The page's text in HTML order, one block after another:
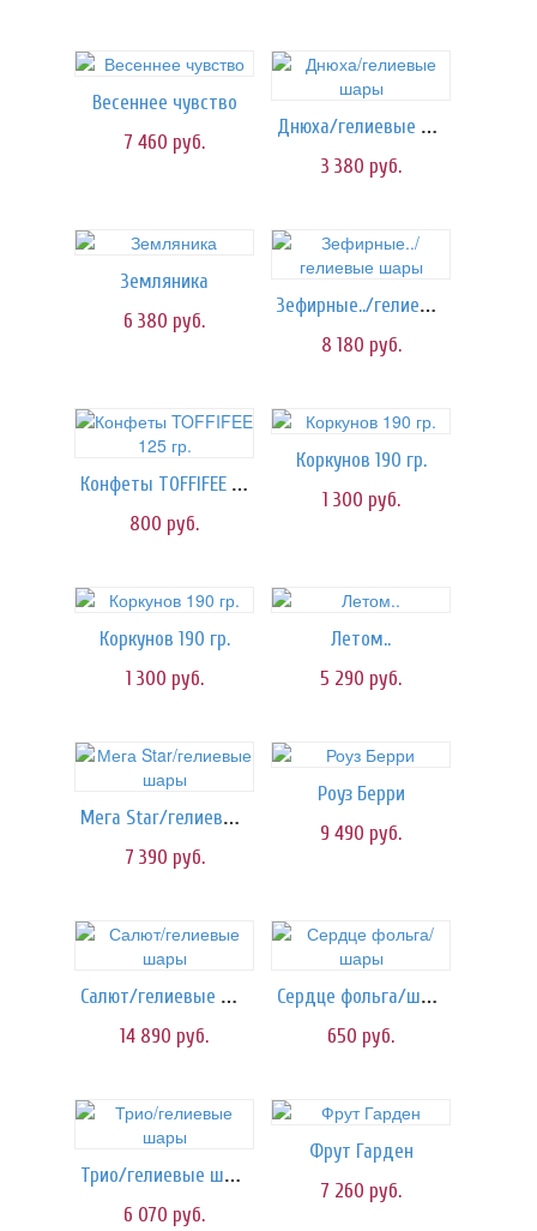
Весеннее чувство
7 460 руб.
Днюха/гелиевые шары
3 380 руб.
Земляника
6 380 руб.
Зефирные../гелиевые шары
8 180 руб.
Конфеты TOFFIFEE 125 гр.
800 руб.
Коркунов 190 гр.
1 300 руб.
Коркунов 190 гр.
1 300 руб.
Летом..
5 290 руб.
Мега Star/гелиевые шары
7 390 руб.
Роуз Берри
9 490 руб.
Салют/гелиевые шары
14 890 руб.
Сердце фольга/шары
650 руб.
Трио/гелиевые шары
6 070 руб.
Фрут Гарден
7 260 руб.